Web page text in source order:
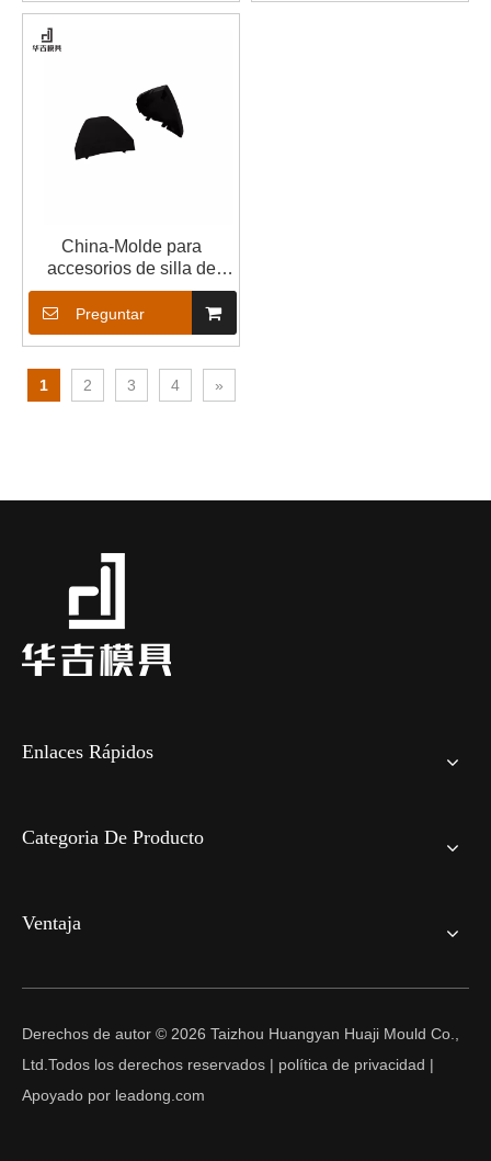
China-Molde para
accesorios de silla de
oficina-ABS-Molde
Preguntar
1 2 3 4 »
Enlaces Rápidos
Categoria De Producto
Ventaja
Derechos de autor © 2026 Taizhou Huangyan Huaji Mould Co.,
Ltd.Todos los derechos reservados | política de privacidad |
Apoyado por leadong.com